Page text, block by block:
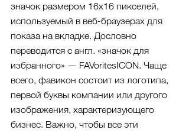
значок размером 16x16 пикселей,
используемый в веб-браузерах для
показа на вкладке. Дословно
переводится с англ. «значок для
избранного» — FAVoritesICON. Чаще
всего, фавикон состоит из логотипа,
первой буквы компании или другого
изображения, характеризующего
бизнес. Важно, чтобы все эти